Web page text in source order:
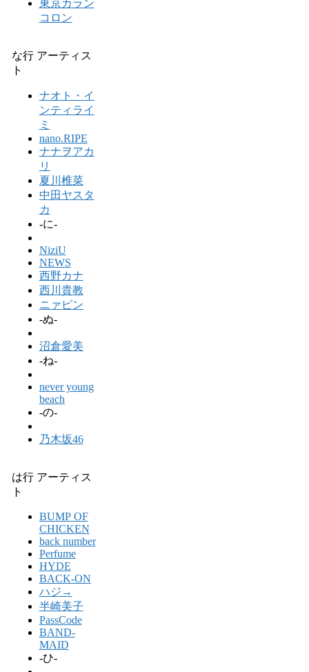
東京カラン
コロン
な行 アーティス
ト
ナオト・イ
ンティライ
ミ
nano.RIPE
ナナヲアカ
リ
夏川椎菜
中田ヤスタ
カ
-に-
NiziU
NEWS
西野カナ
西川貴教
ニァピン
-ぬ-
沼倉愛美
-ね-
never young
beach
-の-
乃木坂46
は行 アーティス
ト
BUMP OF
CHICKEN
back number
Perfume
HYDE
BACK-ON
ハジ→
半崎美子
PassCode
BAND-
MAID
-ひ-